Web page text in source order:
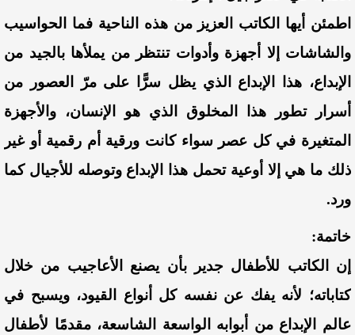
اطمئن أيها الكاتب العزيز من هذه الناحية فما الحواسيب
والشاشات إلا أجهزة وأدوات تنتظر من يملأها بالجيد من
الإبداع، هذا الإبداع الذي يظل سرًّا على مرّ العصور من
أسرار تطور هذا المخلوق الذي هو الإنسان، والأجهزة
المتغيرة في كل عصر سواء كانت ورقية أم رقمية أو غير
ذلك ما هي إلا أوعية تحمل هذا الإبداع وتوصله للأجيال كما
ورد.
خاتمة:
إن الكاتب للأطفال جدير بأن يصنع الأعاجيب من خلال
كتاباته؛ لأنه يفك عن نفسه كل أنواع القيود، ويسبح في
عالم الإبداع من أبوابه الواسعة الشاسعة، مقدمًا لأطفال